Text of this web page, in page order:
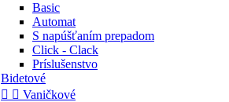
Basic
Automat
S napúšťaním prepadom
Click - Clack
Príslušenstvo
Bidetové
  Vaničkové